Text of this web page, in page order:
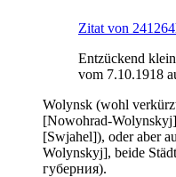
Zitat von
Entzückend
vom 7.10.1918
Wolynsk (wohl
[Nowohrad-
[Swjahel]), oder aber
Wolynskyj], beide
губерния).